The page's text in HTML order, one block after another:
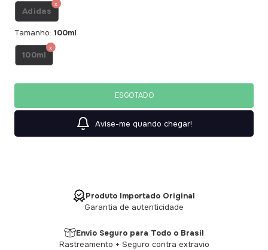
Adidas
Tamanho: 100ml
100ml
Avise-me quando chegar!
Produto Importado Original
Garantia de autenticidade
Envio Seguro para Todo o Brasil
Rastreamento + Seguro contra extravio